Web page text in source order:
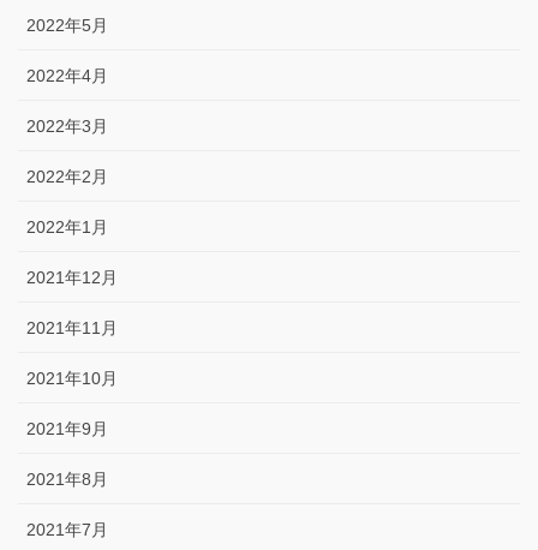
2022年5月
2022年4月
2022年3月
2022年2月
2022年1月
2021年12月
2021年11月
2021年10月
2021年9月
2021年8月
2021年7月